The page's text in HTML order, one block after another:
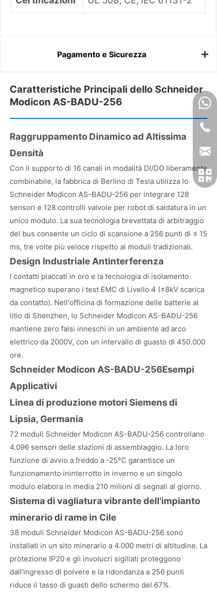
Pagamento e Sicurezza
Caratteristiche Principali dello Schneider
Modicon AS-BADU-256
Raggruppamento Dinamico ad Altissima
Densità
Con il supporto di 16 canali in modalità DI/DO liberamente
combinabile, la fabbrica di Berlino di Tesla utilizza lo
Schneider Modicon AS-BADU-256 per integrare 128
sensori e 128 controlli valvole per robot di saldatura in un
unico modulo. La sua tecnologia brevettata di arbitraggio
del bus consente un ciclo di scansione a 256 punti di ≤ 15
ms, tre volte più veloce rispetto ai moduli tradizionali.
Design Industriale Antinterferenza
I contatti placcati in oro e la tecnologia di isolamento
magnetico superano i test EMC di Livello 4 (±8kV scarica
da contatto). Nell'officina di formazione delle batterie al
litio di Shenzhen, lo Schneider Modicon AS-BADU-256
mantiene zero falsi inneschi in un ambiente ad arco
elettrico da 2000V, con un intervallo di guasto di 450.000
ore.
Schneider Modicon AS-BADU-256Esempi
Applicativi
Linea di produzione motori Siemens di
Lipsia, Germania
72 moduli Schneider Modicon AS-BADU-256 controllano
4.096 sensori delle stazioni di assemblaggio. La loro
funzione di avvio a freddo a -25°C garantisce un
funzionamento ininterrotto in inverno e un singolo
modulo elabora in media 210 milioni di segnali al giorno.
Sistema di vagliatura vibrante dell'impianto
minerario di rame in Cile
38 moduli Schneider Modicon AS-BADU-256 sono
installati in un sito minerario a 4.000 metri di altitudine. La
protezione IP20 e gli involucri sigillati proteggono
dall'ingresso di polvere e la ridondanza a 256 punti
riduce il tasso di guasti dello schermo del 67%.